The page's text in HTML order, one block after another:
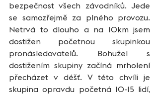
bezpečnost všech závodníků. Jede
se samozřejmě za plného provozu.
Netrvá to dlouho a na 10km jsem
dostižen početnou skupinkou
pronásledovatelů. Bohužel s
dostižením skupiny začíná mrholení
přecházet v déšť. V této chvíli je
skupina opravdu početná 10-15 lidí,